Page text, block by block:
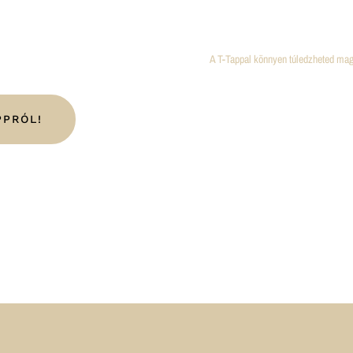
A T-Tappal könnyen túledzheted